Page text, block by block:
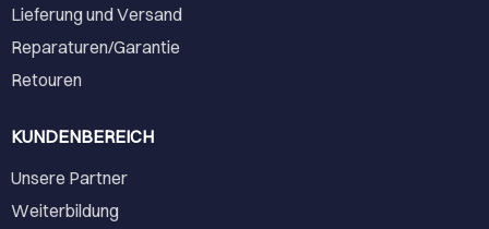
Lieferung und Versand
Reparaturen/Garantie
Retouren
KUNDENBEREICH
Unsere Partner
Weiterbildung